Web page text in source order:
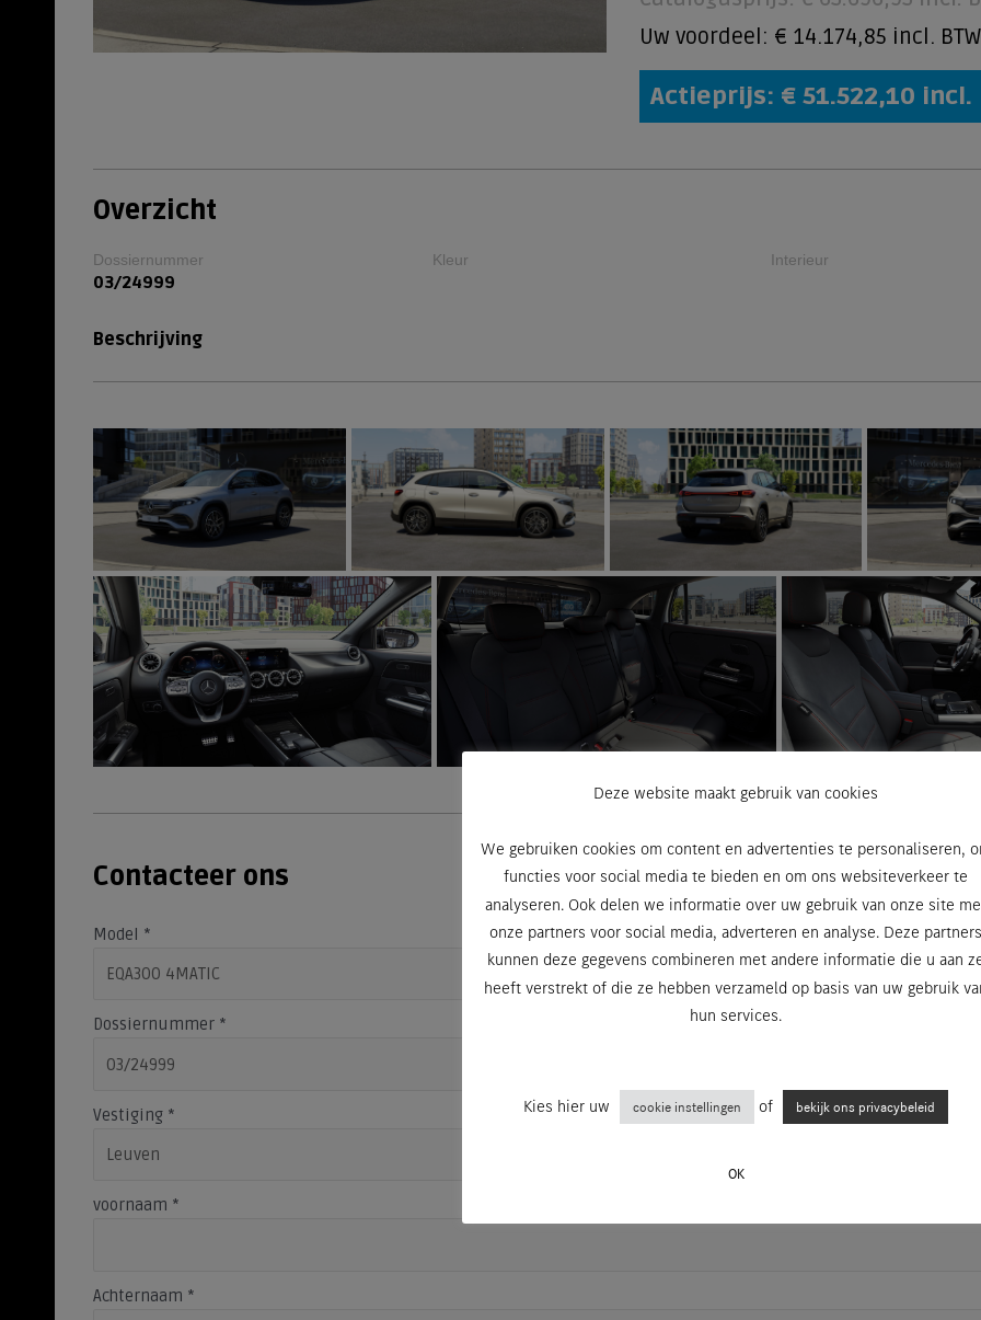
Uw voordeel: € 14.174,85 incl. BTW
Actieprijs: € 51.522,10 incl.
Overzicht
Dossiernummer
03/24999
Kleur Interieur
Beschrijving
Contacteer ons
Model *
Dossiernummer *
Vestiging *
voornaam *
Achternaam *
Deze website maakt gebruik van cookies
We gebruiken cookies om content en advertenties te personaliseren,
functies voor social media te bieden en om ons websiteverkeer te
analyseren. Ook delen we informatie over uw gebruik van onze site
onze partners voor social media, adverteren en analyse. Deze partners
kunnen deze gegevens combineren met andere informatie die u aan
heeft verstrekt of die ze hebben verzameld op basis van uw gebruik
hun services.
Kies hier uw cookie instellingen of bekijk ons privacybeleid
OK